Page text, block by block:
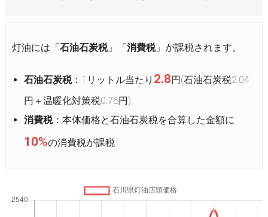
灯油には「石油石炭税」「消費税」が課税されます。
石油石炭税：1リットル当たり 2.8円(石油石炭税2.04
円＋温暖化対策税0.76円)
消費税：本体価格と石油石炭税を合算した金額に
10%の消費税が課税